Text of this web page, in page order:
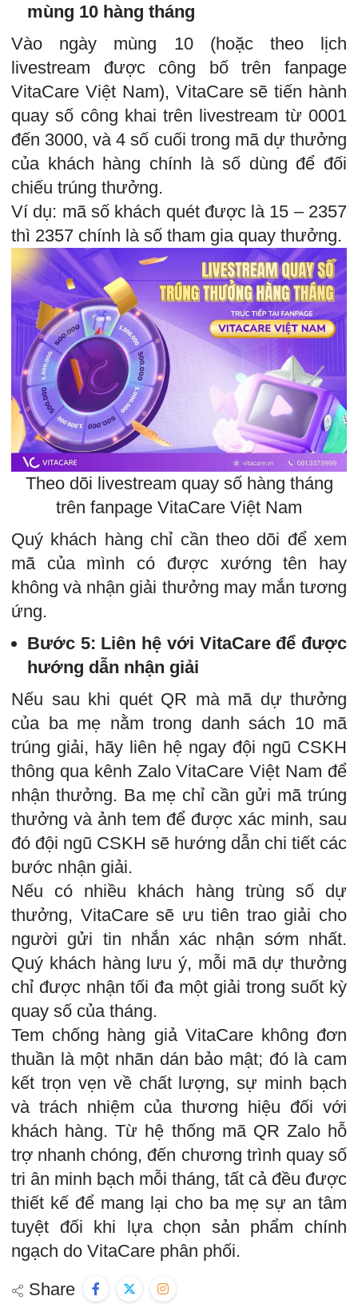
mùng 10 hàng tháng
Vào ngày mùng 10 (hoặc theo lịch
livestream được công bố trên fanpage
VitaCare Việt Nam), VitaCare sẽ tiến hành
quay số công khai trên livestream từ 0001
đến 3000, và 4 số cuối trong mã dự thưởng
của khách hàng chính là số dùng để đối
chiếu trúng thưởng.
Ví dụ: mã số khách quét được là 15 – 2357
thì 2357 chính là số tham gia quay thưởng.
Theo dõi livestream quay số hàng tháng
trên fanpage VitaCare Việt Nam
Quý khách hàng chỉ cần theo dõi để xem
mã của mình có được xướng tên hay
không và nhận giải thưởng may mắn tương
ứng.
Bước 5: Liên hệ với VitaCare để được
hướng dẫn nhận giải
Nếu sau khi quét QR mà mã dự thưởng
của ba mẹ nằm trong danh sách 10 mã
trúng giải, hãy liên hệ ngay đội ngũ CSKH
thông qua kênh Zalo VitaCare Việt Nam để
nhận thưởng. Ba mẹ chỉ cần gửi mã trúng
thưởng và ảnh tem để được xác minh, sau
đó đội ngũ CSKH sẽ hướng dẫn chi tiết các
bước nhận giải.
Nếu có nhiều khách hàng trùng số dự
thưởng, VitaCare sẽ ưu tiên trao giải cho
người gửi tin nhắn xác nhận sớm nhất.
Quý khách hàng lưu ý, mỗi mã dự thưởng
chỉ được nhận tối đa một giải trong suốt kỳ
quay số của tháng.
Tem chống hàng giả VitaCare không đơn
thuần là một nhãn dán bảo mật; đó là cam
kết trọn vẹn về chất lượng, sự minh bạch
và trách nhiệm của thương hiệu đối với
khách hàng. Từ hệ thống mã QR Zalo hỗ
trợ nhanh chóng, đến chương trình quay số
tri ân minh bạch mỗi tháng, tất cả đều được
thiết kế để mang lại cho ba mẹ sự an tâm
tuyệt đối khi lựa chọn sản phẩm chính
ngạch do VitaCare phân phối.
Share